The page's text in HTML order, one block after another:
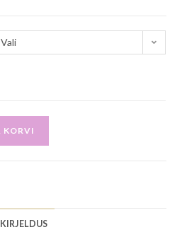
Vali
KORVI
KIRJELDUS